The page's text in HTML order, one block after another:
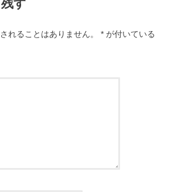
す
れることはありません。 * が付いている